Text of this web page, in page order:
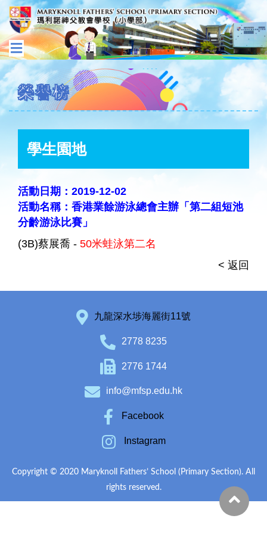
榮譽榜
學生園地
活動日期：2019-12-02
活動名稱：香港業餘游泳總會主辦「第二組短池
分齡游泳比賽」
(3B)蔡展喬 - 50米蛙泳第二名
< 返回
九龍深水埗海麗街11號
2778 8235
2776 1744
info@mfsp.edu.hk
Facebook
Instagram
Copyright © 2020 Maryknoll Fathers’ School (Primary Section). All
rights reserved.